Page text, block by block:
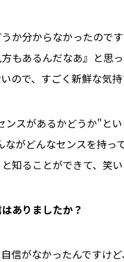
か分からなかったので
もあるんだなあ』と思
ので、すごく新鮮な気持
ンスがあるかどうか"と
がどんなセンスを持っ
知ることができて、笑
ありましたか？
自信がなかったんです